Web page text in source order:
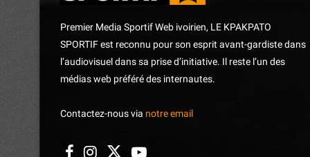
Premier Media Sportif Web ivoirien, LE KPAKPATO
SPORTIF est reconnu pour son esprit avant-gardiste dans
l’audiovisuel dans sa prise d’initiative. Il reste l’un des
médias web préféré des internautes.
Contactez-nous via notre email